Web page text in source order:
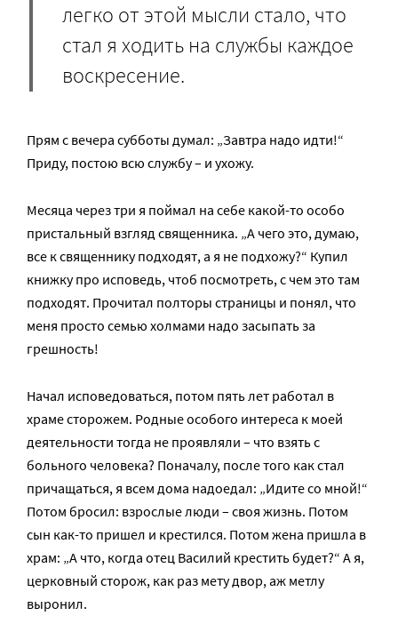
легко от этой мысли стало, что
стал я ходить на службы каждое
воскресение.
Прям с вечера субботы думал: „Завтра надо идти!“
Приду, постою всю службу – и ухожу.
Месяца через три я поймал на себе какой-то особо
пристальный взгляд священника. „А чего это, думаю,
все к священнику подходят, а я не подхожу?“ Купил
книжку про исповедь, чтоб посмотреть, с чем это там
подходят. Прочитал полторы страницы и понял, что
меня просто семью холмами надо засыпать за
грешность!
Начал исповедоваться, потом пять лет работал в
храме сторожем. Родные особого интереса к моей
деятельности тогда не проявляли – что взять с
больного человека? Поначалу, после того как стал
причащаться, я всем дома надоедал: „Идите со мной!“
Потом бросил: взрослые люди – своя жизнь. Потом
сын как-то пришел и крестился. Потом жена пришла в
храм: „А что, когда отец Василий крестить будет?“ А я,
церковный сторож, как раз мету двор, аж метлу
выронил.